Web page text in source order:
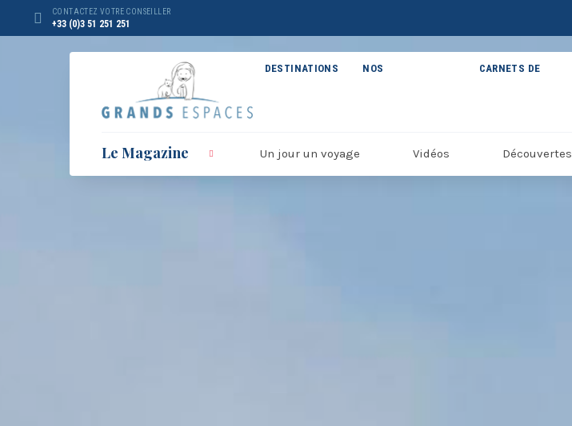
Panneau de gestion des cookies
CONTACTEZ VOTRE CONSEILLER
+33 (0)3 51 251 251
DESTINATIONS NOS
THÉMATIQUES
CARNETS DE
VOYAGE
Le Magazine Un jour un voyage Vidéos Découvertes